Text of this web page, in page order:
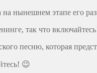
нынешнем этапе его
так что
песню, которая
😉